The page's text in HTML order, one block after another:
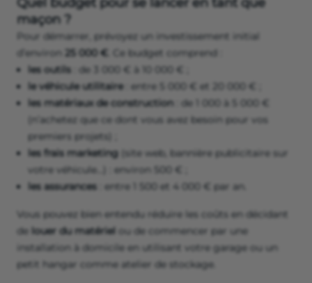
maçon ?
Pour démarrer, prévoyez un investissement initial
d’environ 25 000 €
. Ce budget comprend :
les outils : de 3 000 € à 10 000 € ;
le véhicule utilitaire: entre 5 000 € et 20 000 € ;
les matériaux de construction : de 1 000 à 5 000 €
(n’achetez que ce dont vous avez besoin pour vos
premiers projets) ;
les frais marketing (site web, bannière publicitaire sur
votre véhicule…) : environ 500 € ;
les assurances : entre 1 500 et 4 000 € par an.
Vous pouvez bien entendu réduire les coûts en décidant
de louer du matériel ou de commencer par une
installation à domicile en utilisant votre garage ou un
petit hangar comme atelier de stockage.